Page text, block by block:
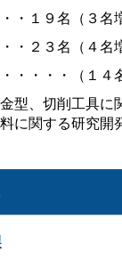
・１９名（３名
・２３名（４名
・・・・（１４
型、切削工具
に関する研究開